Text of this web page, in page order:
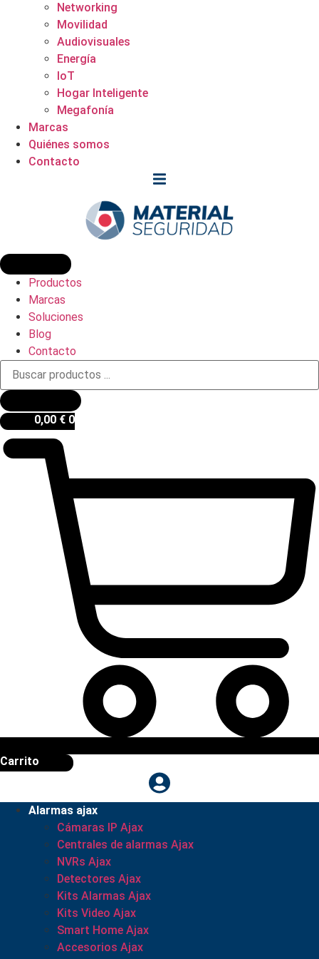
Networking
Movilidad
Audiovisuales
Energía
IoT
Hogar Inteligente
Megafonía
Marcas
Quiénes somos
Contacto
Productos
Marcas
Soluciones
Blog
Contacto
Búsqueda
productos
0,00 € 0
Carrito
Alarmas ajax
Cámaras IP Ajax
Centrales de alarmas Ajax
NVRs Ajax
Detectores Ajax
Kits Alarmas Ajax
Kits Video Ajax
Smart Home Ajax
Accesorios Ajax